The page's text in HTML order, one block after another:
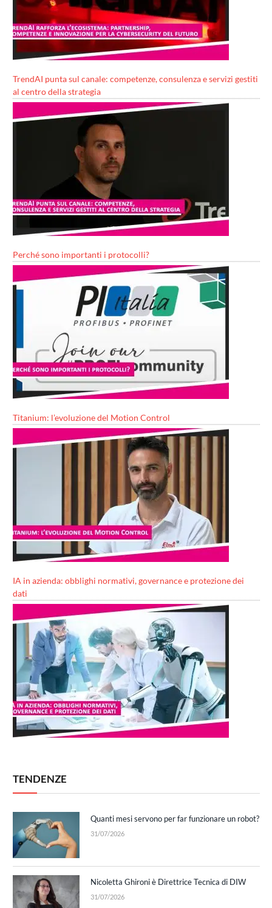
TrendAI punta sul canale: competenze, consulenza e servizi gestiti
al centro della strategia
Perché sono importanti i protocolli?
Titanium: l’evoluzione del Motion Control
IA in azienda: obblighi normativi, governance e protezione dei
dati
TENDENZE
Quanti mesi servono per far funzionare un robot?
31/07/2026
Nicoletta Ghironi è Direttrice Tecnica di DIW
31/07/2026